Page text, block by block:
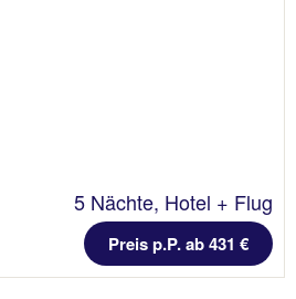
5 Nächte, Hotel + Flug
Preis p.P. ab 431 €